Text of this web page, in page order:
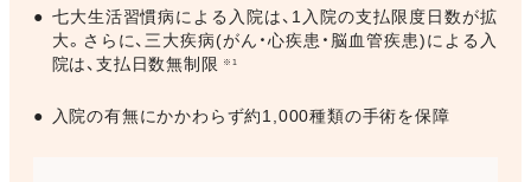
● 七大生活習慣病による入院は、1入院の支払限度日数が拡
大。さらに、三大疾病(がん・心疾患・脳血管疾患)による入
院は、支払日数無制限
※1
● 入院の有無にかかわらず約1,000種類の手術を保障